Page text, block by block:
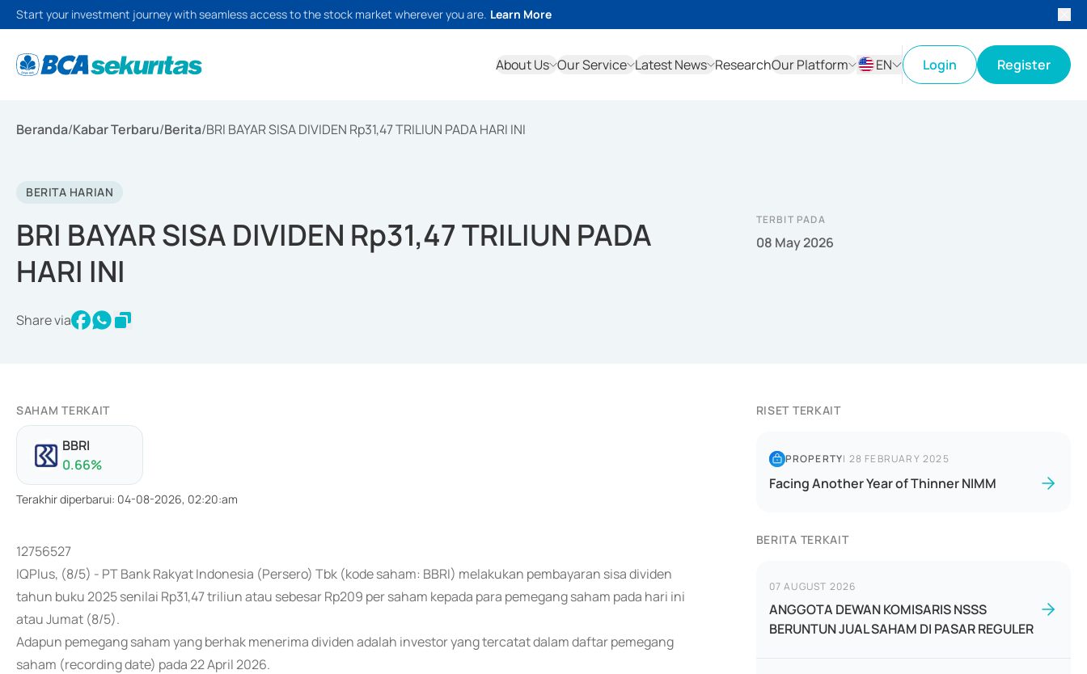
Start your investment journey with seamless access to the stock market wherever you are. Learn More
About Us Our Service Latest News ResearchOur Platform
EN
Login Register
Beranda/Kabar Terbaru/Berita/BRI BAYAR SISA DIVIDEN Rp31,47 TRILIUN PADA HARI INI
BERITA HARIAN
BRI BAYAR SISA DIVIDEN Rp31,47 TRILIUN PADA
HARI INI
Share via
TERBIT PADA
08 May 2026
SAHAM TERKAIT
BBRI
0.66%
Terakhir diperbarui: 04-08-2026, 02:20:am
12756527
IQPlus, (8/5) - PT Bank Rakyat Indonesia (Persero) Tbk (kode saham: BBRI) melakukan pembayaran sisa dividen
tahun buku 2025 senilai Rp31,47 triliun atau sebesar Rp209 per saham kepada para pemegang saham pada hari ini
atau Jumat (8/5).
Adapun pemegang saham yang berhak menerima dividen adalah investor yang tercatat dalam daftar pemegang
saham (recording date) pada 22 April 2026.
RISET TERKAIT
PROPERTY| 28 FEBRUARY 2025
Facing Another Year of Thinner NIMM
BERITA TERKAIT
07 AUGUST 2026
ANGGOTA DEWAN KOMISARIS NSSS
BERUNTUN JUAL SAHAM DI PASAR REGULER